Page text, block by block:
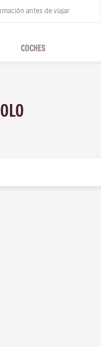
antes de viajar
COCHES